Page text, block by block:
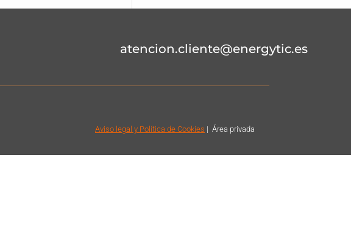
atencion.cliente@energytic.es
Aviso legal y Política de Cookies | Área privada